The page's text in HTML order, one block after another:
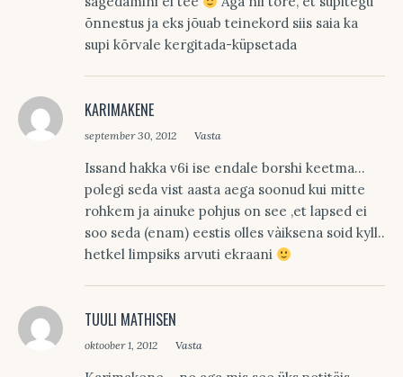
õnnestus ja eks jõuab teinekord siis saia ka
supi kõrvale kergitada-küpsetada
KARIMAKENE
september 30, 2012 Vasta
Issand hakka v6i ise endale borshi keetma…
polegi seda vist aasta aega soonud kui mitte
rohkem ja ainuke pohjus on see ,et lapsed ei
soo seda (enam) eestis olles vàiksena soid kyll..
hetkel limpsiks arvuti ekraani
TUULI MATHISEN
oktoober 1, 2012 Vasta